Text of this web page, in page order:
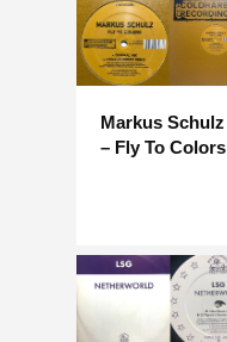
Markus Schulz
– Fly To Colors